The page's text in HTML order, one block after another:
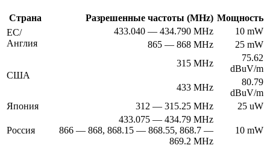
Страна Разрешенные частоты (MHz) Мощность
ЕС/
Англия
433.040 — 434.790 MHz
10 mW
865 — 868 MHz
25 mW
США
315 MHz
75.62
dBuV/m
433 MHz
80.79
dBuV/m
Япония
312 — 315.25 MHz 25 uW
Россия
433.075 — 434.79 MHz
866 — 868, 868.15 — 868.55, 868.7 —
869.2 MHz
10 mW